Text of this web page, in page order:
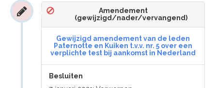
Amendement
(gewijzigd/nader/vervangend)
Gewijzigd amendement van de leden
Paternotte en Kuiken t.v.v. nr. 5 over een
verplichte test bij aankomst in Nederland
Besluiten